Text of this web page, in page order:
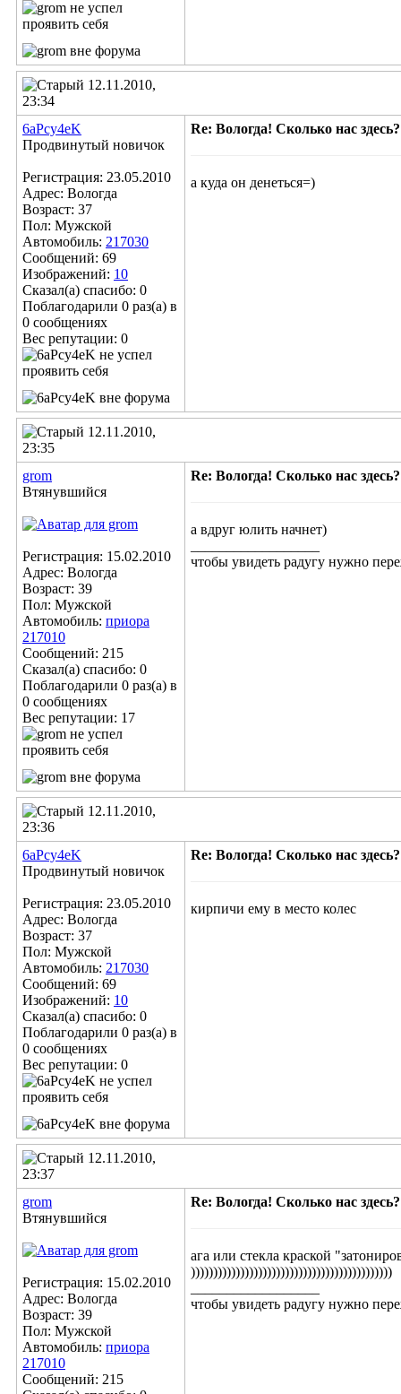
12.11.2010,
23:34
6aPcy4eK
Продвинутый новичок
Регистрация: 23.05.2010
Адрес: Вологда
Возраст: 37
Пол: Мужской
Автомобиль: 217030
Сообщений: 69
Изображений: 10
Сказал(а) спасибо: 0
Поблагодарили 0 раз(а) в
0 сообщениях
Вес репутации: 0
Re: Вологда! Сколько нас здесь?
а куда он денеться=)
12.11.2010,
23:35
grom
Втянувшийся
Регистрация: 15.02.2010
Адрес: Вологда
Возраст: 39
Пол: Мужской
Автомобиль: приора
217010
Сообщений: 215
Сказал(а) спасибо: 0
Поблагодарили 0 раз(а) в
0 сообщениях
Вес репутации: 17
Re: Вологда! Сколько нас здесь?
а вдруг юлить начнет)
чтобы увидеть радугу нужно
12.11.2010,
23:36
6aPcy4eK
Продвинутый новичок
Регистрация: 23.05.2010
Адрес: Вологда
Возраст: 37
Пол: Мужской
Автомобиль: 217030
Сообщений: 69
Изображений: 10
Сказал(а) спасибо: 0
Поблагодарили 0 раз(а) в
0 сообщениях
Вес репутации: 0
Re: Вологда! Сколько нас здесь?
кирпичи ему в место колес
12.11.2010,
23:37
grom
Втянувшийся
Регистрация: 15.02.2010
Адрес: Вологда
Возраст: 39
Пол: Мужской
Автомобиль: приора
217010
Сообщений: 215
Re: Вологда! Сколько нас здесь?
ага или стекла краской
)))))))))))))))))))))))))))))))))))))))))))))
чтобы увидеть радугу нужно